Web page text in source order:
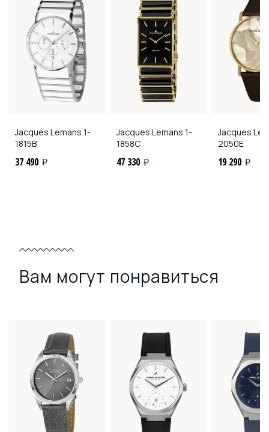
Jacques Lemans 1-
1815B
37 490 i
Jacques Lemans 1-
1858C
47 330 i
Jacques
2050E
19 290 i
Вам могут понравиться